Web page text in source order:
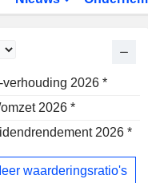
verhouding 2026 *
2026 *
2026 *
waarderingsratio's